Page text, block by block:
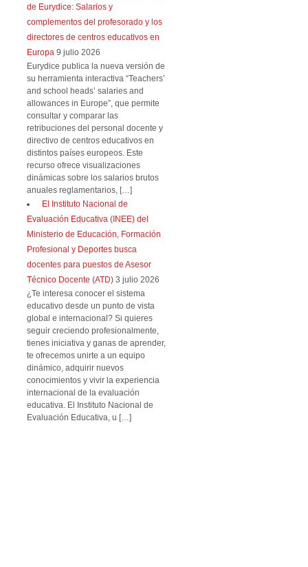
de Eurydice: Salarios y
complementos del profesorado y los
directores de centros educativos en
Europa 9 julio 2026
Eurydice publica la nueva versión de
su herramienta interactiva “Teachers’
and school heads’ salaries and
allowances in Europe”, que permite
consultar y comparar las
retribuciones del personal docente y
directivo de centros educativos en
distintos países europeos. Este
recurso ofrece visualizaciones
dinámicas sobre los salarios brutos
anuales reglamentarios, […]
El Instituto Nacional de
Evaluación Educativa (INEE) del
Ministerio de Educación, Formación
Profesional y Deportes busca
docentes para puestos de Asesor
Técnico Docente (ATD) 3 julio 2026
¿Te interesa conocer el sistema
educativo desde un punto de vista
global e internacional? Si quieres
seguir creciendo profesionalmente,
tienes iniciativa y ganas de aprender,
te ofrecemos unirte a un equipo
dinámico, adquirir nuevos
conocimientos y vivir la experiencia
internacional de la evaluación
educativa. El Instituto Nacional de
Evaluación Educativa, u […]